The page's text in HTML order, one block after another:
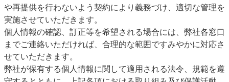
や再提供を行わないよう契約により義務づけ、適切な管理を
実施させていただきます。
個人情報の確認、訂正等を希望される場合には、弊社各窓口
までご連絡いただければ、合理的な範囲ですみやかに対応さ
せていただきます。
弊社が保有する個人情報に関して適用される法令、規範を遵